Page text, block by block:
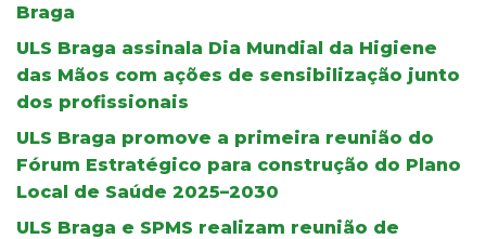
Braga
ULS Braga assinala Dia Mundial da Higiene
das Mãos com ações de sensibilização junto
dos profissionais
ULS Braga promove a primeira reunião do
Fórum Estratégico para construção do Plano
Local de Saúde 2025–2030
ULS Braga e SPMS realizam reunião de